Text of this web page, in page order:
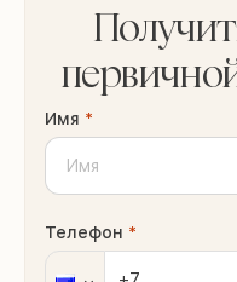
Имя *
Телефон *